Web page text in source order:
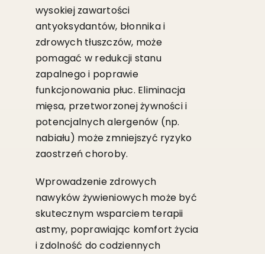
wysokiej zawartości
antyoksydantów, błonnika i
zdrowych tłuszczów, może
pomagać w redukcji stanu
zapalnego i poprawie
funkcjonowania płuc. Eliminacja
mięsa, przetworzonej żywności i
potencjalnych alergenów (np.
nabiału) może zmniejszyć ryzyko
zaostrzeń choroby.
Wprowadzenie zdrowych
nawyków żywieniowych może być
skutecznym wsparciem terapii
astmy, poprawiając komfort życia
i zdolność do codziennych